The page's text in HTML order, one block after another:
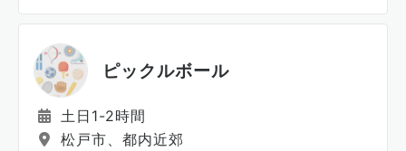
ピックルボール
土日1-2時間
松戸市、都内近郊